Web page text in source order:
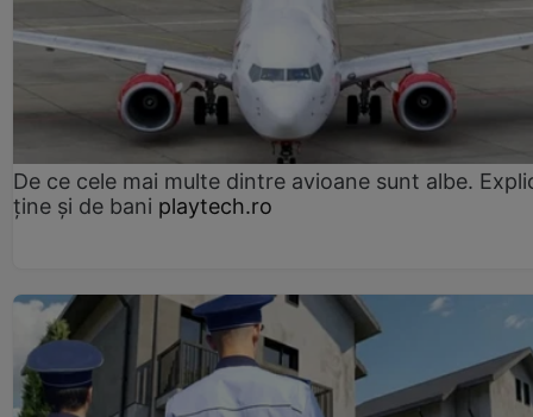
De ce cele mai multe dintre avioane sunt albe.
ține și de bani playtech.ro